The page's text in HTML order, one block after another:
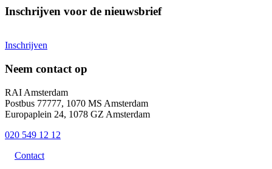
Inschrijven voor de nieuwsbrief
Inschrijven
Neem contact op
RAI Amsterdam
Postbus 77777, 1070 MS Amsterdam
Europaplein 24, 1078 GZ Amsterdam
020 549 12 12
Contact